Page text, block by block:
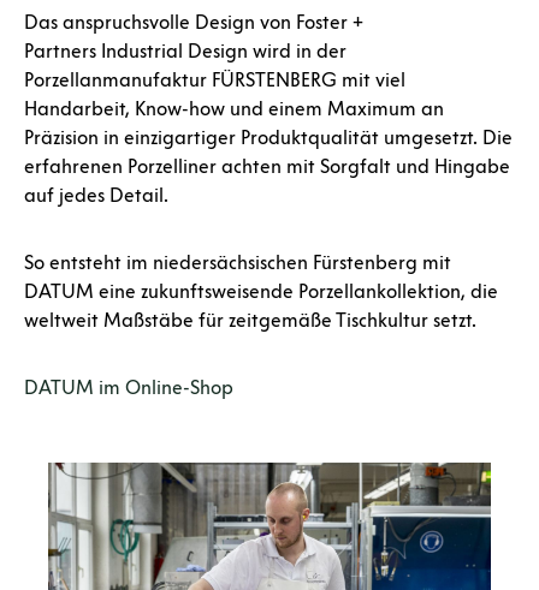
Das anspruchsvolle Design von Foster +
Partners Industrial Design wird in der
Porzellanmanufaktur FÜRSTENBERG mit viel
Handarbeit, Know-how und einem Maximum an
Präzision in einzigartiger Produktqualität umgesetzt. Die
erfahrenen Porzelliner achten mit Sorgfalt und Hingabe
auf jedes Detail.
So entsteht im niedersächsischen Fürstenberg mit
DATUM eine zukunftsweisende Porzellankollektion, die
weltweit Maßstäbe für zeitgemäße Tischkultur setzt.
DATUM im Online-Shop